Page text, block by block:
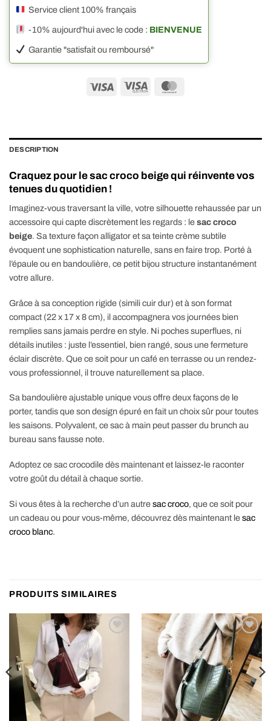
Service client 100% français
-10% aujourd'hui avec le code : BIENVENUE
Garantie "satisfait ou remboursé"
Visa
Visa
DESCRIPTION
Craquez pour le sac croco beige qui réinvente vos
tenues du quotidien !
Imaginez-vous traversant la ville, votre silhouette rehaussée par un
accessoire qui capte discrètement les regards : lesac croco
beige. Sa texture façon alligator et sa teinte crème subtile
évoquent une sophistication naturelle, sans en faire trop. Porté à
l’épaule ou en bandoulière, ce petit bijou structure instantanément
votre allure.
Grâce à sa conception rigide (simili cuir dur) et à son format
compact (22 x 17 x 8 cm), il accompagnera vos journées bien
remplies sans jamais perdre en style. Ni poches superflues, ni
détails inutiles : juste l’essentiel, bien rangé, sous une fermeture
éclair discrète. Que ce soit pour un café en terrasse ou un rendez-
vous professionnel, il trouve naturellement sa place.
Sa bandoulière ajustable unique vous offre deux façons de le
porter, tandis que son design épuré en fait un choix sûr pour toutes
les saisons. Polyvalent, ce sac à main peut passer du brunch au
bureau sans fausse note.
Adoptez ce sac crocodile dès maintenant et laissez-le raconter
votre goût du détail à chaque sortie.
Si vous êtes à la recherche d’un autresac croco, que ce soit pour
un cadeau ou pour vous-même, découvrez dès maintenant lesac
croco blanc.
PRODUITS SIMILAIRES